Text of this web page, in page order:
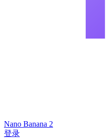
Nano Banana 2
登录